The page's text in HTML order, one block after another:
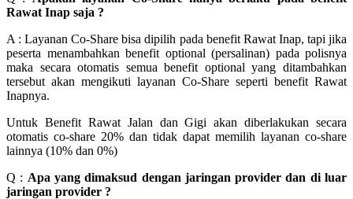
Rawat Inap saja ?
A : Layanan Co-Share bisa dipilih pada benefit Rawat Inap, tapi jika
peserta menambahkan benefit optional (persalinan) pada polisnya
maka secara otomatis semua benefit optional yang ditambahkan
tersebut akan mengikuti layanan Co-Share seperti benefit Rawat
Inapnya.
Untuk Benefit Rawat Jalan dan Gigi akan diberlakukan secara
otomatis co-share 20% dan tidak dapat memilih layanan co-share
lainnya (10% dan 0%)
Q : Apa yang dimaksud dengan jaringan provider dan di luar
jaringan provider ?